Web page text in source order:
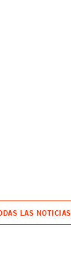
LAS NOTICIAS